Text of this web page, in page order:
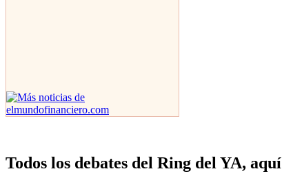
Todos los debates del Ring del YA, aquí